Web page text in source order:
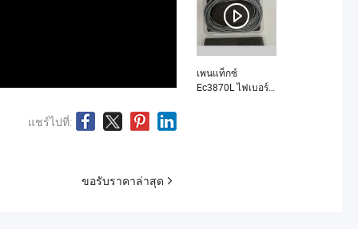
เพนแท็กซ์
Ec3870L ไฟเบอร์
แชร์ไปที่:
ขอรับราคาล่าสุด